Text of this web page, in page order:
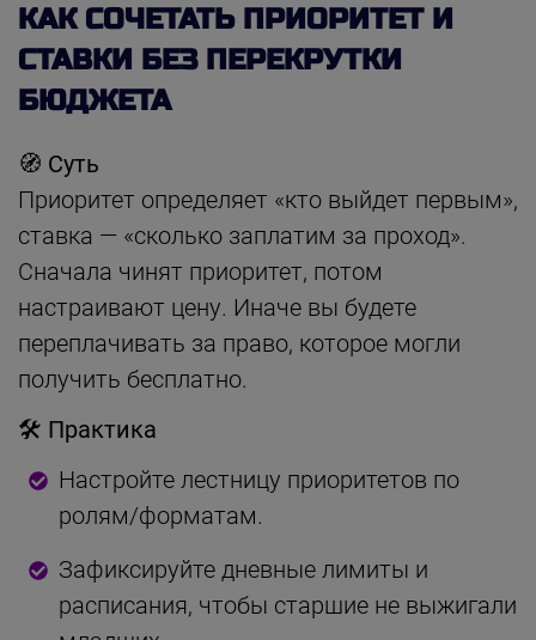
КАК СОЧЕТАТЬ ПРИОРИТЕТ И
СТАВКИ БЕЗ ПЕРЕКРУТКИ
БЮДЖЕТА
🧭 Суть
Приоритет определяет «кто выйдет первым»,
ставка — «сколько заплатим за проход».
Сначала чинят приоритет, потом
настраивают цену. Иначе вы будете
переплачивать за право, которое могли
получить бесплатно.
🛠 Практика
Настройте лестницу приоритетов по
ролям/форматам.
Зафиксируйте дневные лимиты и
расписания, чтобы старшие не выжигали